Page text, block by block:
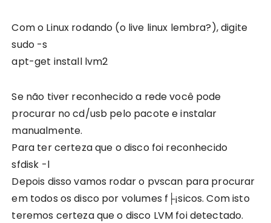
Com o Linux rodando (o live linux lembra?), digite
sudo -s
apt-get install lvm2
Se não tiver reconhecido a rede você pode
procurar no cd/usb pelo pacote e instalar
manualmente.
Para ter certeza que o disco foi reconhecido
sfdisk -l
Depois disso vamos rodar o pvscan para procurar
em todos os disco por volumes f├¡sicos. Com isto
teremos certeza que o disco LVM foi detectado.